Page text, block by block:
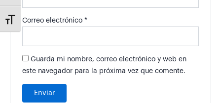
Alternar tamaño de letra
Correo electrónico*
Guarda mi nombre, correo electrónico y web en
este navegador para la próxima vez que comente.